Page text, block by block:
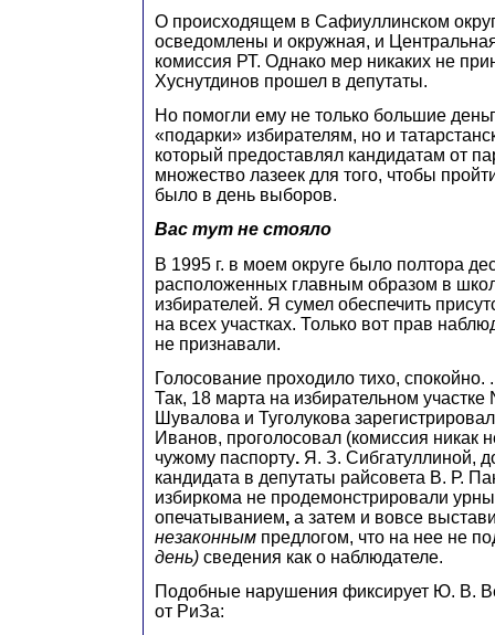
О происходящем в Сафиуллинском
осведомлены и окружная, и
комиссия РТ. Однако мер никаких не
Хуснутдинов прошел в депутаты.
Но помогли ему не только большие
«подарки» избирателям, но и
который предоставлял кандидатам от
множество лазеек для того, чтобы
было в день выборов.
Вас тут не стояло
В 1995 г. в моем округе было полтора
расположенных главным образом в
избирателей. Я сумел обеспечить
на всех участках. Только вот прав
не признавали.
Голосование проходило тихо,
Так, 18 марта на избирательном
Шувалова и Туголукова
Иванов, проголосовал (комиссия никак
чужому паспорту. Я. З. Сибгатуллиной,
кандидата в депутаты райсовета В. Р.
избиркома не продемонстрировали
опечатыванием, а затем и вовсе
незаконным предлогом, что на нее не
день) сведения как о наблюдателе.
Подобные нарушения фиксирует Ю. В.
от РиЗа: